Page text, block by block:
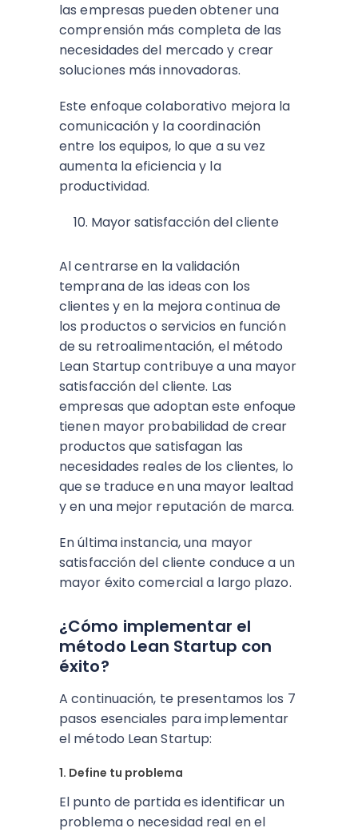
las empresas pueden obtener una
comprensión más completa de las
necesidades del mercado y crear
soluciones más innovadoras.
Este enfoque colaborativo mejora la
comunicación y la coordinación
entre los equipos, lo que a su vez
aumenta la eficiencia y la
productividad.
Mayor satisfacción del cliente
Al centrarse en la validación
temprana de las ideas con los
clientes y en la mejora continua de
los productos o servicios en función
de su retroalimentación, el método
Lean Startup contribuye a una mayor
satisfacción del cliente. Las
empresas que adoptan este enfoque
tienen mayor probabilidad de crear
productos que satisfagan las
necesidades reales de los clientes, lo
que se traduce en una mayor lealtad
y en una mejor reputación de marca.
En última instancia, una mayor
satisfacción del cliente conduce a un
mayor éxito comercial a largo plazo.
¿Cómo implementar el
método Lean Startup con
éxito?
A continuación, te presentamos los 7
pasos esenciales para implementar
el método Lean Startup:
1. Define tu problema
El punto de partida es identificar un
problema o necesidad real en el